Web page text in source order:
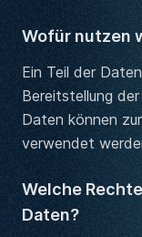
Wofür nutzen
Ein Teil der
Bereitstellung
Daten können
verwendet
Welche
Daten?